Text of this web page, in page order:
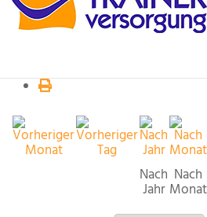
Nach
Jahr
Nach
Monat